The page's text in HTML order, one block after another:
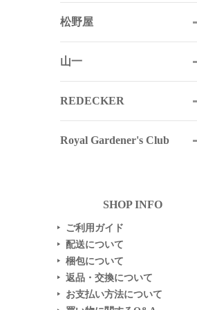
松野屋
山一
REDECKER
Royal Gardener's Club
SHOP INFO
▶ ご利用ガイド
▶ 配送について
▶ 梱包について
▶ 返品・交換について
▶ お支払い方法について